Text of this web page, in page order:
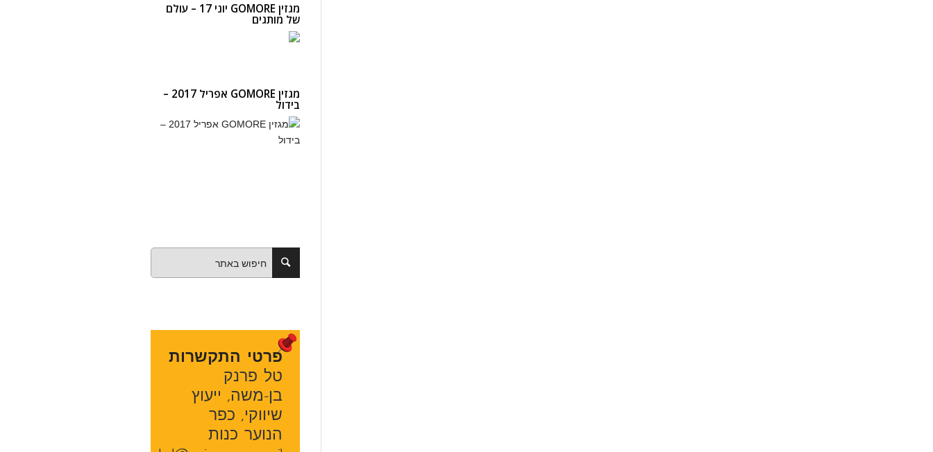
מגזין GOMORE יוני 17 – עולם
של מותגים
מגזין GOMORE אפריל 2017 –
בידול
פרטי התקשרות
טל פרנק
בן-משה, ייעוץ
שיווקי, כפר
הנוער כנות